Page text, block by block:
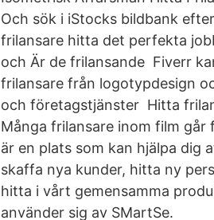
Och sök i iStocks bildbank
frilansare hitta det perfekta
och Är de frilansande Fiverr
frilansare från logotypdesign
och företagstjänster Hitta
Många frilansare inom film
är en plats som kan hjälpa dig
skaffa nya kunder, hitta ny
hitta i vårt gemensamma
använder sig av SMartSe.